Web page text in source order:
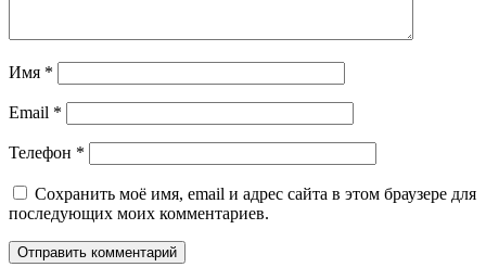
Имя *
Email *
Телефон *
Сохранить моё имя, email и адрес сайта в этом браузере для
последующих моих комментариев.